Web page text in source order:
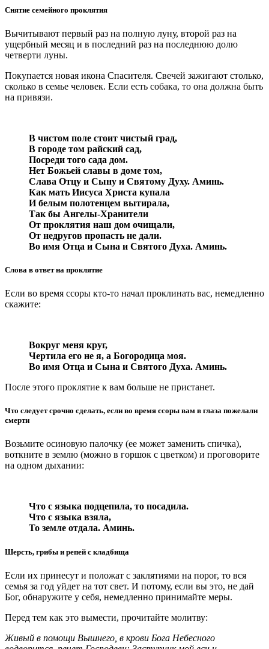
Снятие семейного проклятия
Вычитывают первый раз на полную луну, второй раз на
ущербный месяц и в последний раз на последнюю долю
четверти луны.
Покупается новая икона Спасителя. Свечей зажигают столько,
сколько в семье человек. Если есть собака, то она должна быть
на привязи.
В чистом поле стоит чистый град,
В городе том райский сад,
Посреди того сада дом.
Нет Божьей славы в доме том,
Слава Отцу и Сыну и Святому Духу. Аминь.
Как мать Иисуса Христа купала
И белым полотенцем вытирала,
Так бы Ангелы-Хранители
От проклятия наш дом очищали,
От недругов пропасть не дали.
Во имя Отца и Сына и Святого Духа. Аминь.
Слова в ответ на проклятие
Если во время ссоры кто-то начал проклинать вас, немедленно
скажите:
Вокруг меня круг,
Чертила его не я, а Богородица моя.
Во имя Отца и Сына и Святого Духа. Аминь.
После этого проклятие к вам больше не пристанет.
Что следует срочно сделать, если во время ссоры вам в глаза пожелали
смерти
Возьмите осиновую палочку (ее может заменить спичка),
воткните в землю (можно в горшок с цветком) и проговорите
на одном дыхании:
Что с языка подцепила, то посадила.
Что с языка взяла,
То земле отдала. Аминь.
Шерсть, грибы и репей с кладбища
Если их принесут и положат с заклятиями на порог, то вся
семья за год уйдет на тот свет. И потому, если вы это, не дай
Бог, обнаружите у себя, немедленно принимайте меры.
Перед тем как это вымести, прочитайте молитву:
Живый в помощи Вышнего, в крови Бога Небесного